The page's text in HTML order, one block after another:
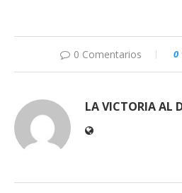
0 Comentarios 0
LA VICTORIA AL